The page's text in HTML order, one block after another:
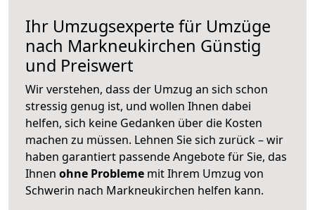
Ihr Umzugsexperte für Umzüge
nach Markneukirchen Günstig
und Preiswert
Wir verstehen, dass der Umzug an sich schon
stressig genug ist, und wollen Ihnen dabei
helfen, sich keine Gedanken über die Kosten
machen zu müssen. Lehnen Sie sich zurück – wir
haben garantiert passende Angebote für Sie, das
Ihnen ohne Probleme mit Ihrem Umzug von
Schwerin nach Markneukirchen helfen kann.